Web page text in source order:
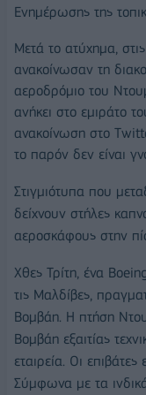
Ενημέρωσης της
Μετά το ατύχημα,
ανακοίνωσαν τη
αεροδρόμιο του
ανήκει στο εμιράτο
ανακοίνωση στο
το παρόν δεν είναι
Στιγμιότυπα που
δείχνουν στήλες
αεροσκάφους στην
Χθες Τρίτη, ένα
τις Μαλδίβες,
Βομβάη. Η πτήση
Βομβάη εξαιτίας
εταιρεία. Οι
Σύμφωνα με τα